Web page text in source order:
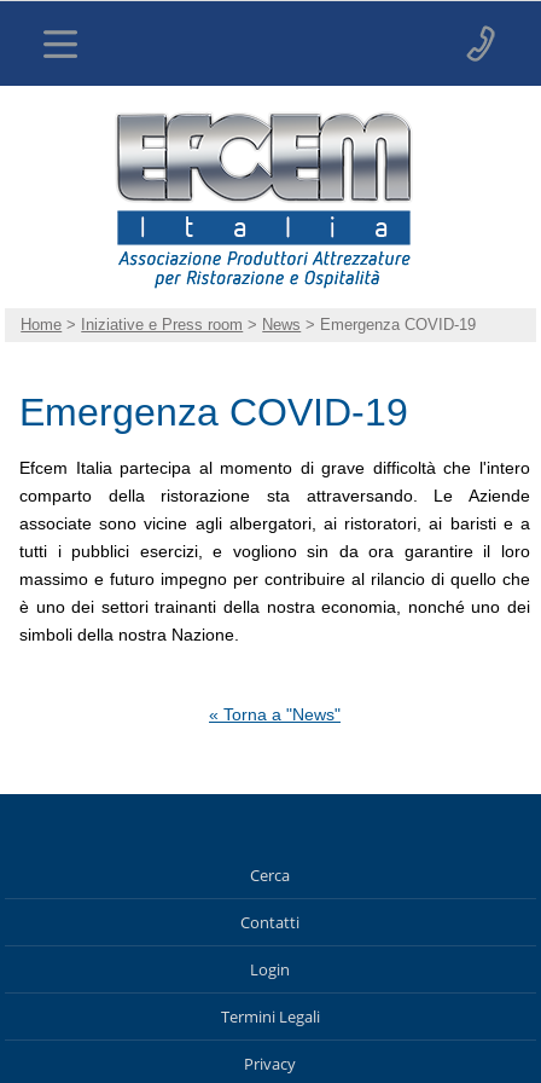
Home > Iniziative e Press room > News > Emergenza COVID-19
Emergenza COVID-19
Efcem Italia partecipa al momento di grave difficoltà che l'intero
comparto della ristorazione sta attraversando. Le Aziende
associate sono vicine agli albergatori, ai ristoratori, ai baristi e a
tutti i pubblici esercizi, e vogliono sin da ora garantire il loro
massimo e futuro impegno per contribuire al rilancio di quello che
è uno dei settori trainanti della nostra economia, nonché uno dei
simboli della nostra Nazione.
« Torna a "News"
Cerca
Contatti
Login
Termini Legali
Privacy